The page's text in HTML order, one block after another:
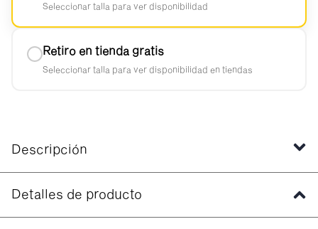
Seleccionar talla para ver disponibilidad
Retiro en tienda gratis
Seleccionar talla para ver disponibilidad en tiendas
Descripción
Detalles de producto